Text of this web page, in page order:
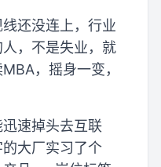
还没连上，行业
，不是失业，就
，摇身一变，
速掉头去互联
大厂实习了个